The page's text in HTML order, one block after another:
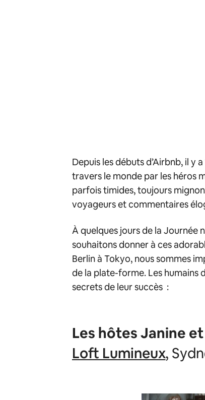
Depuis les débuts d’Airbnb, il y
travers le monde par les héros
parfois timides, toujours
voyageurs et commentaires
À quelques jours de la Journée
souhaitons donner à ces
Berlin à Tokyo, nous sommes
de la plate-forme. Les humains
secrets de leur succès :
Les hôtes Janine et
Loft Lumineux,